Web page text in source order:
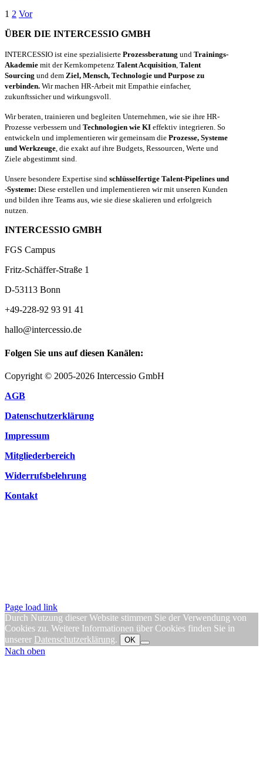
1 2 Vor
ÜBER DIE INTERCESSIO GMBH
INTERCESSIO ist eine spezialisierte Prozessberatung und Trainings-
Akademie mit der Kernkompetenz Talent Acquisition, Talent
Sourcing und dem Ziel, Mensch, Technologie und Purpose zu
verbinden. Wir machen HR-Arbeit mit Empathie einfacher,
zukunftssicher und wirkungsvoll.
Wir beraten, trainieren und begleiten Unternehmen, wie sie ihre HR-
Prozesse verbessern und Technologien wie KI effektiv integrieren. So
entwickeln und implementieren wir gemeinsam die Prozesse, Systeme
und Werkzeuge, die exakt auf ihre Budgets, Ressourcen, Werte und
Ziele abgestimmt sind.
Unsere besondere Expertise sind schlüsselfertige Talent-Pipelines und
-Systeme: Diese erstellen und implementieren wir mit unseren Kunden
und bilden ihre Teams aus, wie sie diese skalieren und erfolgreich
nutzen.
INTERCESSIO GMBH
FGS Campus
Fritz-Schäffer-Straße 1
D-53113 Bonn
+49-228-92 93 91 41
hallo@intercessio.de
Folgen Sie uns auf diesen Kanälen:
Copyright © 2005-2026 Intercessio GmbH
AGB
Datenschutzerklärung
Impressum
Mitgliederbereich
Widerrufsbelehrung
Kontakt
Page load link
Durch Nutzung dieser Website stimmen Sie der Verwendung von
Cookies zu. Weitere Informationen über Cookies finden Sie in
unserer Datenschutzerklärung. OK
Nach oben